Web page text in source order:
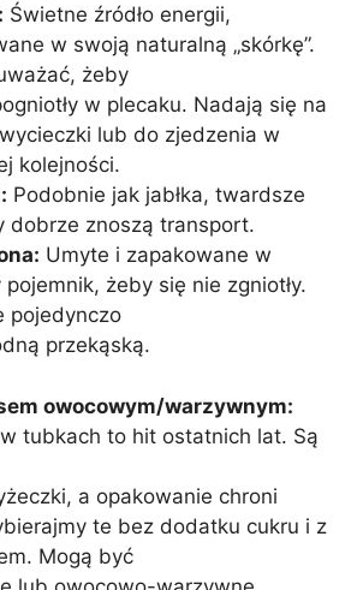
Świetne źródło energii,
w swoją naturalną „skórkę”.
żeby
w plecaku. Nadają się na
lub do zjedzenia w
kolejności.
Podobnie jak jabłka, twardsze
dobrze znoszą transport.
Umyte i zapakowane w
żeby się nie zgniotły.
pojedynczo
przekąską.
owocowym/warzywnym:
tubkach to hit ostatnich lat. Są
a opakowanie chroni
te bez dodatku cukru i z
Mogą być